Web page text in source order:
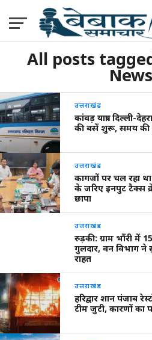
All posts
उत्तराखंड
कांवड़ यात्रा: दिल्ली-
की बसें शुरू, समय की
उत्तराखंड
कागजों पर चल रहा
के जरिए इनपुट टैक्स
छापा
उत्तराखंड
रुड़की: ग्राम भौंरी में
गुलदार, वन विभाग ने
राहत
उत्तराखंड
हरिद्वार शान पंजाब
टीम जुटी, कारणों का